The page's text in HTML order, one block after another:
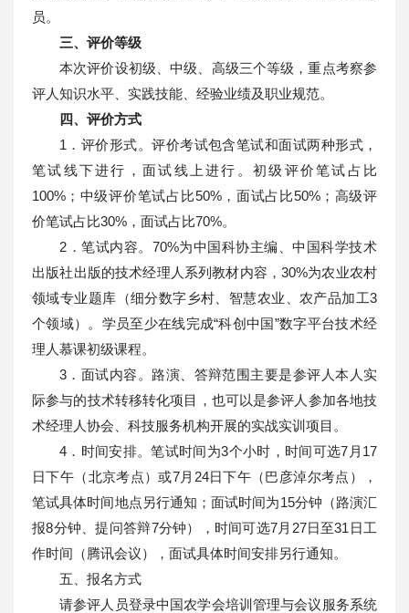
员。
三、评价等级
本次评价设初级、中级、高级三个等级，重点考察参
评人知识水平、实践技能、经验业绩及职业规范。
四、评价方式
1．评价形式。评价考试包含笔试和面试两种形式，
笔试线下进行，面试线上进行。初级评价笔试占比
100%；中级评价笔试占比50%，面试占比50%；高级评
价笔试占比30%，面试占比70%。
2．笔试内容。70%为中国科协主编、中国科学技术
出版社出版的技术经理人系列教材内容，30%为农业农村
领域专业题库（细分数字乡村、智慧农业、农产品加工3
个领域）。学员至少在线完成“科创中国”数字平台技术经
理人慕课初级课程。
3．面试内容。路演、答辩范围主要是参评人本人实
际参与的技术转移转化项目，也可以是参评人参加各地技
术经理人协会、科技服务机构开展的实战实训项目。
4．时间安排。笔试时间为3个小时，时间可选7月17
日下午（北京考点）或7月24日下午（巴彦淖尔考点），
笔试具体时间地点另行通知；面试时间为15分钟（路演汇
报8分钟、提问答辩7分钟），时间可选7月27日至31日工
作时间（腾讯会议），面试具体时间安排另行通知。
五、报名方式
请参评人员登录中国农学会培训管理与会议服务系统